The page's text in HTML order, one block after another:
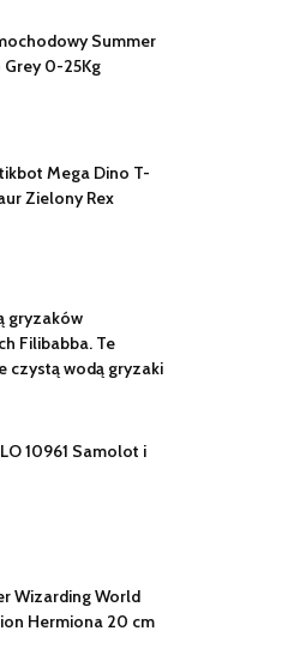
Summer
Grey 0-25Kg
Mega Dino T-
Zielony Rex
gryzaków
Filibabba. Te
czystą wodą gryzaki
10961 Samolot i
Wizarding World
Hermiona 20 cm